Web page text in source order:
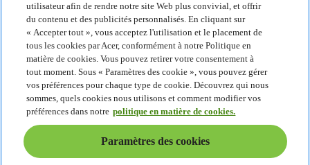
Développement durable
Responsabilité sociale de l'entreprise
Empreinte carbone du produit
Project Humanity
Earthion
Politique de confidentialité
Politique en matière de cookies
Mentions légales
Informations légales supplémentaires
Politique en matière d'accessibilité
Paramètres des cookies
utilisateur afin de rendre notre site Web plus convivial, et offrir
du contenu et des publicités personnalisés. En cliquant sur
« Accepter tout », vous acceptez l'utilisation et le placement de
tous les cookies par Acer, conformément à notre Politique en
matière de cookies. Vous pouvez retirer votre consentement à
tout moment. Sous « Paramètres des cookie », vous pouvez gérer
vos préférences pour chaque type de cookie. Découvrez qui nous
sommes, quels cookies nous utilisons et comment modifier vos
préférences dans notre politique en matière de cookies.
Paramètres des cookies